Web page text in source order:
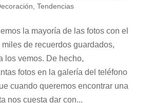
Tendencias
la mayoría de las fotos con el
de recuerdos guardados,
los vemos. De hecho,
fotos en la galería del teléfono
cuando queremos encontrar una
nos cuesta dar con...